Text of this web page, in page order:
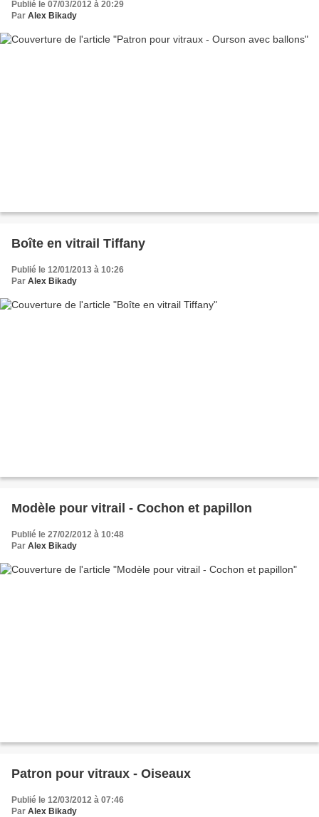
Publié le 07/03/2012 à 20:29
Par Alex Bikady
Boîte en vitrail Tiffany
Publié le 12/01/2013 à 10:26
Par Alex Bikady
Modèle pour vitrail - Cochon et papillon
Publié le 27/02/2012 à 10:48
Par Alex Bikady
Patron pour vitraux - Oiseaux
Publié le 12/03/2012 à 07:46
Par Alex Bikady